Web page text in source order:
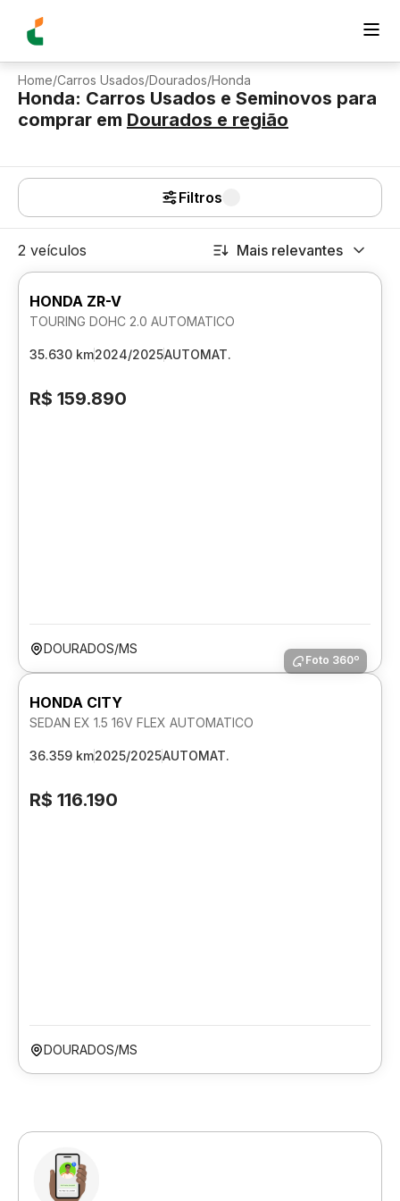
Home/Carros Usados/Dourados/Honda
Honda: Carros Usados e Seminovos para
comprar em Dourados e região
Filtros
2 veículos Mais relevantes
HONDA ZR-V
TOURING DOHC 2.0 AUTOMATICO
35.630 km2024/2025AUTOMAT.
R$ 159.890
DOURADOS/MS
Foto 360º
HONDA CITY
SEDAN EX 1.5 16V FLEX AUTOMATICO
36.359 km2025/2025AUTOMAT.
R$ 116.190
DOURADOS/MS